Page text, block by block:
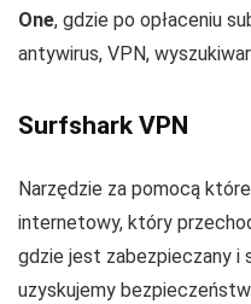
One, gdzie po opłaceniu
antywirus, VPN,
Surfshark VPN
Narzędzie za pomocą
internetowy, który
gdzie jest zabezpieczany i
uzyskujemy